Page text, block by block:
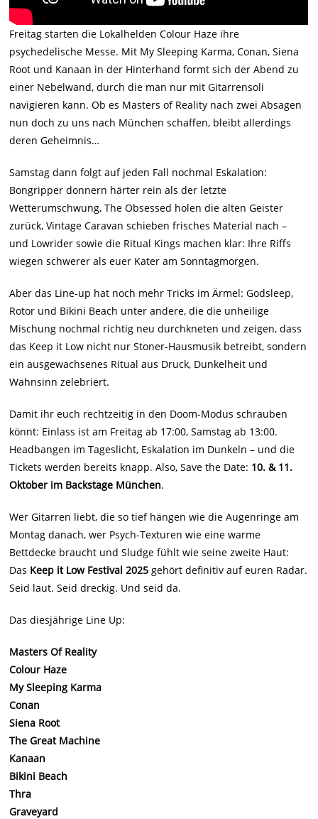
Freitag starten die Lokalhelden Colour Haze ihre
psychedelische Messe. Mit My Sleeping Karma, Conan, Siena
Root und Kanaan in der Hinterhand formt sich der Abend zu
einer Nebelwand, durch die man nur mit Gitarrensoli
navigieren kann. Ob es Masters of Reality nach zwei Absagen
nun doch zu uns nach München schaffen, bleibt allerdings
deren Geheimnis…
Samstag dann folgt auf jeden Fall nochmal Eskalation:
Bongripper donnern härter rein als der letzte
Wetterumschwung, The Obsessed holen die alten Geister
zurück, Vintage Caravan schieben frisches Material nach –
und Lowrider sowie die Ritual Kings machen klar: Ihre Riffs
wiegen schwerer als euer Kater am Sonntagmorgen.
Aber das Line-up hat noch mehr Tricks im Ärmel: Godsleep,
Rotor und Bikini Beach unter andere, die die unheilige
Mischung nochmal richtig neu durchkneten und zeigen, dass
das Keep it Low nicht nur Stoner-Hausmusik betreibt, sondern
ein ausgewachsenes Ritual aus Druck, Dunkelheit und
Wahnsinn zelebriert.
Damit ihr euch rechtzeitig in den Doom-Modus schrauben
könnt: Einlass ist am Freitag ab 17:00, Samstag ab 13:00.
Headbangen im Tageslicht, Eskalation im Dunkeln – und die
Tickets werden bereits knapp. Also, Save the Date: 10. & 11.
Oktober im Backstage München.
Wer Gitarren liebt, die so tief hängen wie die Augenringe am
Montag danach, wer Psych-Texturen wie eine warme
Bettdecke braucht und Sludge fühlt wie seine zweite Haut:
Das Keep it Low Festival 2025 gehört definitiv auf euren Radar.
Seid laut. Seid dreckig. Und seid da.
Das diesjährige Line Up:
Masters Of Reality
Colour Haze
My Sleeping Karma
Conan
Siena Root
The Great Machine
Kanaan
Bikini Beach
Thra
Graveyard